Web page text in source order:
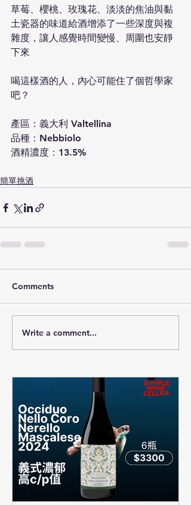
草莓、櫻桃、玫瑰花、淡淡的焦油與黏
土瓷器的味道給酒增添了一些深度與複
雜度，讓人感覺時間變慢、周圍也安靜
下來
喝這樣酒的人，內心可能住了個哲學家
吧？
產區：義大利 Valtellina
品種：Nebbiolo
酒精濃度：13.5%
簡單挑酒
Comments
Write a comment...